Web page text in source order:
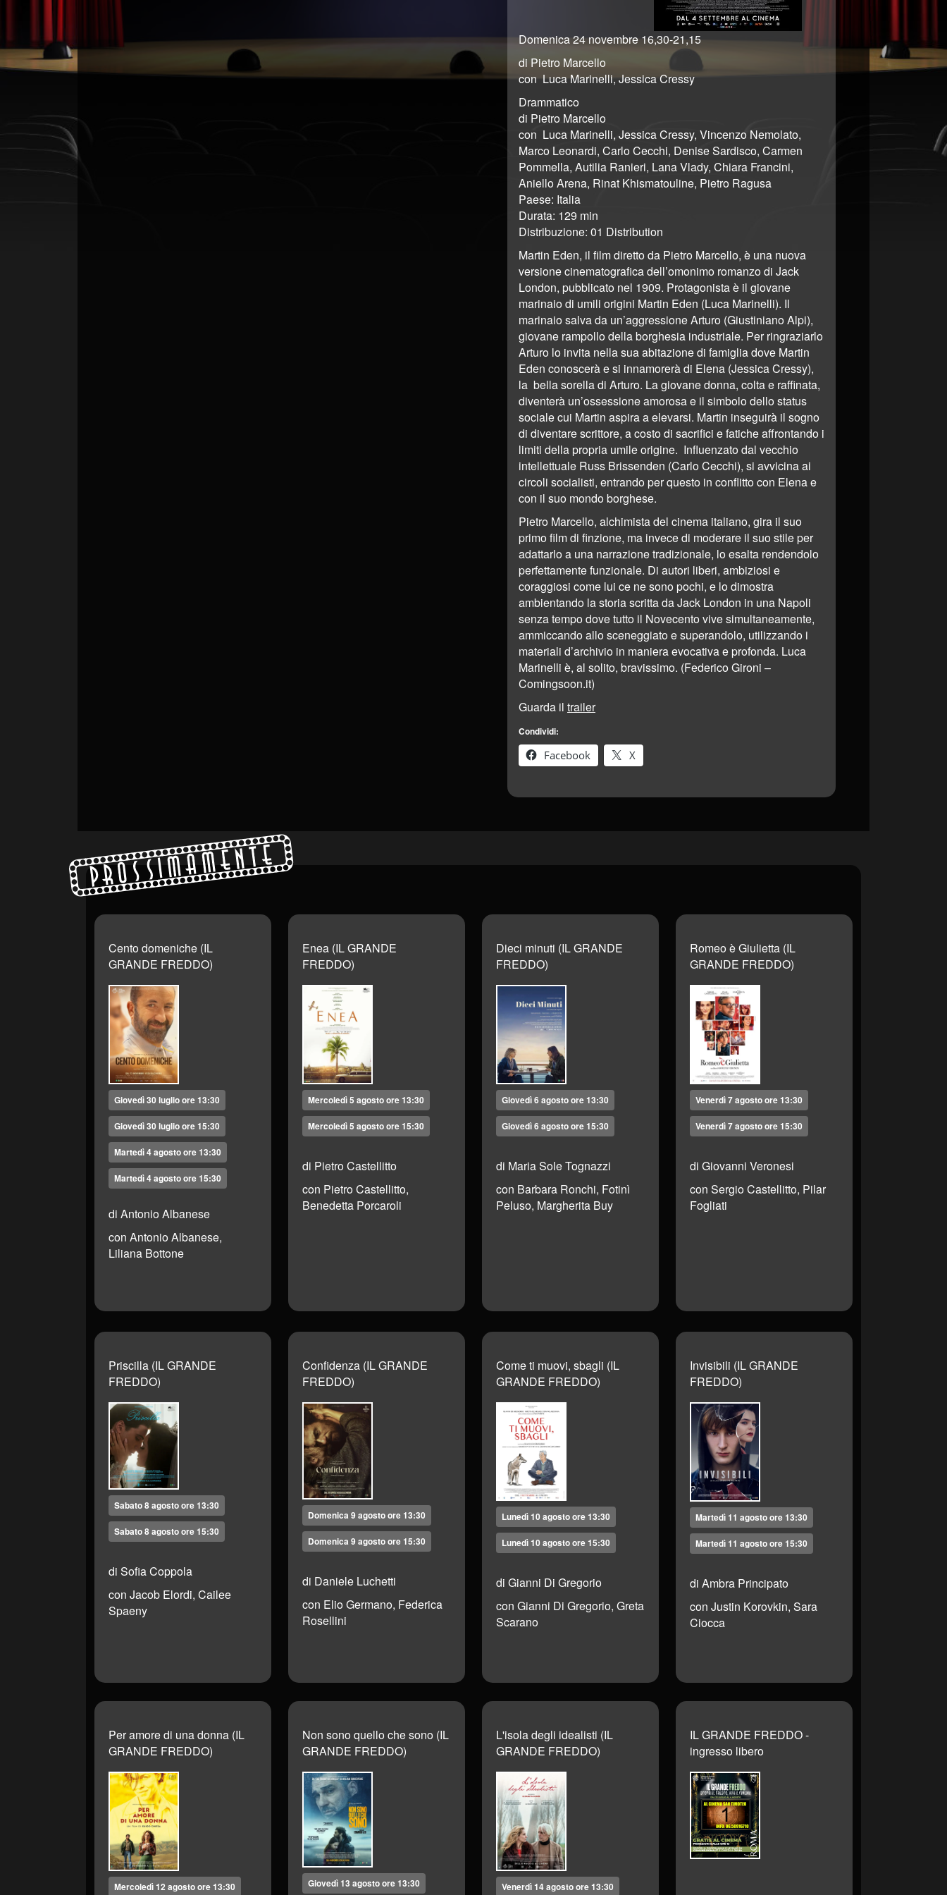
Domenica 24 novembre 16,30-21,15
di Pietro Marcello
con Luca Marinelli, Jessica Cressy
Drammatico
di Pietro Marcello
con Luca Marinelli, Jessica Cressy, Vincenzo Nemolato,
Marco Leonardi, Carlo Cecchi, Denise Sardisco, Carmen
Pommella, Autilia Ranieri, Lana Vlady, Chiara Francini,
Aniello Arena, Rinat Khismatouline, Pietro Ragusa
Paese: Italia
Durata: 129 min
Distribuzione: 01 Distribution
Martin Eden, il film diretto da Pietro Marcello, è una nuova
versione cinematografica dell’omonimo romanzo di Jack
London, pubblicato nel 1909. Protagonista è il giovane
marinaio di umili origini Martin Eden (Luca Marinelli). Il
marinaio salva da un’aggressione Arturo (Giustiniano Alpi),
giovane rampollo della borghesia industriale. Per ringraziarlo
Arturo lo invita nella sua abitazione di famiglia dove Martin
Eden conoscerà e si innamorerà di Elena (Jessica Cressy),
la bella sorella di Arturo. La giovane donna, colta e raffinata,
diventerà un’ossessione amorosa e il simbolo dello status
sociale cui Martin aspira a elevarsi. Martin inseguirà il sogno
di diventare scrittore, a costo di sacrifici e fatiche affrontando i
limiti della propria umile origine. Influenzato dal vecchio
intellettuale Russ Brissenden (Carlo Cecchi), si avvicina ai
circoli socialisti, entrando per questo in conflitto con Elena e
con il suo mondo borghese.
Pietro Marcello, alchimista del cinema italiano, gira il suo
primo film di finzione, ma invece di moderare il suo stile per
adattarlo a una narrazione tradizionale, lo esalta rendendolo
perfettamente funzionale. Di autori liberi, ambiziosi e
coraggiosi come lui ce ne sono pochi, e lo dimostra
ambientando la storia scritta da Jack London in una Napoli
senza tempo dove tutto il Novecento vive simultaneamente,
ammiccando allo sceneggiato e superandolo, utilizzando i
materiali d’archivio in maniera evocativa e profonda. Luca
Marinelli è, al solito, bravissimo. (Federico Gironi –
Comingsoon.it)
Guarda il trailer
Condividi:
Facebook X
Prossimamente
Cento domeniche (IL
GRANDE FREDDO)
Giovedì 30 luglio ore 13:30
Giovedì 30 luglio ore 15:30
Martedì 4 agosto ore 13:30
Martedì 4 agosto ore 15:30
di Antonio Albanese
con Antonio Albanese,
Liliana Bottone
Enea (IL GRANDE
FREDDO)
Mercoledì 5 agosto ore 13:30
Mercoledì 5 agosto ore 15:30
di Pietro Castellitto
con Pietro Castellitto,
Benedetta Porcaroli
Dieci minuti (IL GRANDE
FREDDO)
Giovedì 6 agosto ore 13:30
Giovedì 6 agosto ore 15:30
di Maria Sole Tognazzi
con Barbara Ronchi, Fotinì
Peluso, Margherita Buy
Romeo è Giulietta (IL
GRANDE FREDDO)
Venerdì 7 agosto ore 13:30
Venerdì 7 agosto ore 15:30
di Giovanni Veronesi
con Sergio Castellitto, Pilar
Fogliati
Priscilla (IL GRANDE
FREDDO)
Sabato 8 agosto ore 13:30
Sabato 8 agosto ore 15:30
di Sofia Coppola
con Jacob Elordi, Cailee
Spaeny
Confidenza (IL GRANDE
FREDDO)
Domenica 9 agosto ore 13:30
Domenica 9 agosto ore 15:30
di Daniele Luchetti
con Elio Germano, Federica
Rosellini
Come ti muovi, sbagli (IL
GRANDE FREDDO)
Lunedì 10 agosto ore 13:30
Lunedì 10 agosto ore 15:30
di Gianni Di Gregorio
con Gianni Di Gregorio, Greta
Scarano
Invisibili (IL GRANDE
FREDDO)
Martedì 11 agosto ore 13:30
Martedì 11 agosto ore 15:30
di Ambra Principato
con Justin Korovkin, Sara
Ciocca
Per amore di una donna (IL
GRANDE FREDDO)
Mercoledì 12 agosto ore 13:30
Non sono quello che sono (IL
GRANDE FREDDO)
Giovedì 13 agosto ore 13:30
L'isola degli idealisti (IL
GRANDE FREDDO)
Venerdì 14 agosto ore 13:30
IL GRANDE FREDDO -
ingresso libero